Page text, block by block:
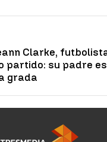
Clarke,
partido: su padre
grada